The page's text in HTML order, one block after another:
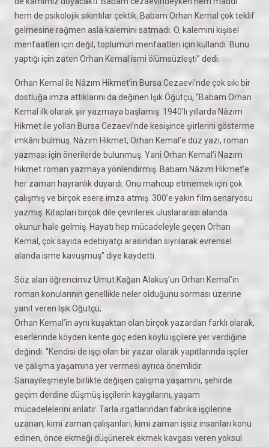
hem de psikolojik sıkıntılar çektik. Babam Orhan Kemal çok teklif
gelmesine rağmen asla kalemini satmadı. O, kalemini kişisel
menfaatleri için değil, toplumun menfaatleri için kullandı. Bunu
yaptığı için zaten Orhan Kemal ismi ölümsüzleşti” dedi.
Orhan Kemal ile Nâzım Hikmet’in Bursa Cezaevi’nde çok sıkı bir
dostluğa imza attıklarını da değinen Işık Öğütçü, “Babam Orhan
Kemal ilk olarak şiir yazmaya başlamış. 1940’lı yıllarda Nâzım
Hikmet ile yolları Bursa Cezaevi’nde kesişince şiirlerini gösterme
imkânı bulmuş. Nâzım Hikmet, Orhan Kemal’e düz yazı, roman
yazması için önerilerde bulunmuş. Yani Orhan Kemal’i Nazım
Hikmet roman yazmaya yönlendirmiş. Babam Nâzım Hikmet’e
her zaman hayranlık duyardı. Onu mahcup etmemek için çok
çalışmış ve birçok esere imza atmış. 300’e yakın film senaryosu
yazmış. Kitapları birçok dile çevrilerek uluslararası alanda
okunur hale gelmiş. Hayatı hep mücadeleyle geçen Orhan
Kemal, çok sayıda edebiyatçı arasından sıyrılarak evrensel
alanda isme kavuşmuş” diye kaydetti.
Söz alan öğrencimiz Umut Kağan Alakuş’un Orhan Kemal’in
roman konularının genellikle neler olduğunu sorması üzerine
yanıt veren Işık Öğütçü;
Orhan Kemal’in aynı kuşaktan olan birçok yazardan farklı olarak,
eserlerinde köyden kente göç eden köylü işçilere yer verdiğine
değindi. ‘’Kendisi de işçi olan bir yazar olarak yapıtlarında işçiler
ve çalışma yaşamına yer vermesi ayrıca önemlidir.
Sanayileşmeyle birlikte değişen çalışma yaşamını, şehirde
geçim derdine düşmüş işçilerin kaygılarını, yaşam
mücadelelerini anlatır. Tarla ırgatlarından fabrika işçilerine
uzanan, kimi zaman çalışanları, kimi zaman işsiz insanları konu
edinen, önce ekmeği düşünerek ekmek kavgası veren yoksul